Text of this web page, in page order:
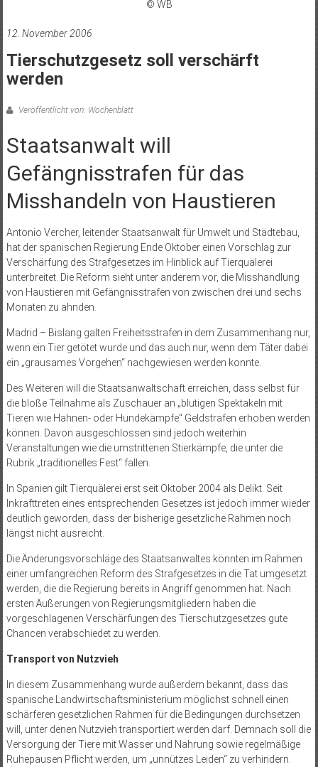
© WB
12. November 2006
Tierschutzgesetz soll verschärft
werden
Veröffentlicht von: Wochenblatt
Staatsanwalt will
Gefängnisstrafen für das
Misshandeln von Haustieren
Antonio Vercher, leitender Staatsanwalt für Umwelt und Städtebau,
hat der spanischen Regierung Ende Oktober einen Vorschlag zur
Verschärfung des Strafgesetzes im Hinblick auf Tierquälerei
unterbreitet. Die Reform sieht unter anderem vor, die Misshandlung
von Haustieren mit Gefängnisstrafen von zwischen drei und sechs
Monaten zu ahnden.
Madrid – Bislang galten Freiheitsstrafen in dem Zusammenhang nur,
wenn ein Tier getötet wurde und das auch nur, wenn dem Täter dabei
ein „grausames Vorgehen“ nachgewiesen werden konnte.
Des Weiteren will die Staatsanwaltschaft erreichen, dass selbst für
die bloße Teilnahme als Zuschauer an „blutigen Spektakeln mit
Tieren wie Hahnen- oder Hundekämpfe“ Geldstrafen erhoben werden
können. Davon ausgeschlossen sind jedoch weiterhin
Veranstaltungen wie die umstrittenen Stierkämpfe, die unter die
Rubrik „traditionelles Fest“ fallen.
In Spanien gilt Tierquälerei erst seit Oktober 2004 als Delikt. Seit
Inkrafttreten eines entsprechenden Gesetzes ist jedoch immer wieder
deutlich geworden, dass der bisherige gesetzliche Rahmen noch
längst nicht ausreicht.
Die Änderungsvorschläge des Staatsanwaltes könnten im Rahmen
einer umfangreichen Reform des Strafgesetzes in die Tat umgesetzt
werden, die die Regierung bereits in Angriff genommen hat. Nach
ersten Äußerungen von Regierungsmitgliedern haben die
vorgeschlagenen Verschärfungen des Tierschutzgesetzes gute
Chancen verabschiedet zu werden.
Transport von Nutzvieh
In diesem Zusammenhang wurde außerdem bekannt, dass das
spanische Landwirtschaftsministerium möglichst schnell einen
schärferen gesetzlichen Rahmen für die Bedingungen durchsetzen
will, unter denen Nutzvieh transportiert werden darf. Demnach soll die
Versorgung der Tiere mit Wasser und Nahrung sowie regelmäßige
Ruhepausen Pflicht werden, um „unnützes Leiden“ zu verhindern.